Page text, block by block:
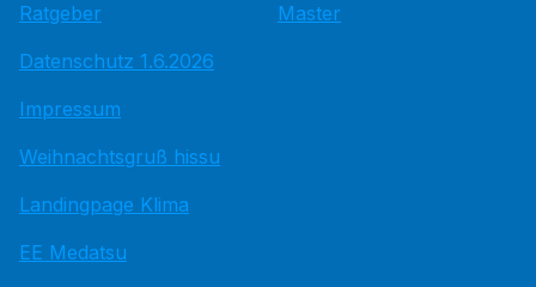
Ratgeber
Datenschutz 1.6.2026
Impressum
Weihnachtsgruß hissu
Landingpage Klima
EE Medatsu
Master